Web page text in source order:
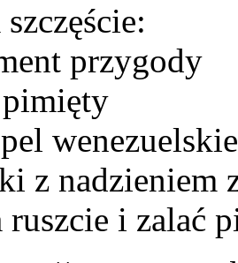
przygody
z nadzieniem
ruszcie i zalać